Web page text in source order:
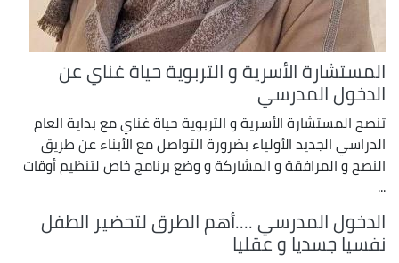
المستشارة الأسرية و التربوية حياة غناي عن
الدخول المدرسي
تنصح المستشارة الأسرية و التربوية حياة غناي مع بداية العام
الدراسي الجديد الأولياء بضرورة التواصل مع الأبناء عن طريق
النصح و المرافقة و المشاركة و وضع برنامج خاص لتنظيم أوقات
...
الدخول المدرسي ....أهم الطرق لتحضير الطفل
نفسيا جسديا و عقليا